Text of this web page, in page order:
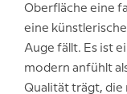
Oberfläche eine
eine
Auge fällt. Es ist
modern anfühlt
Qualität trägt, die